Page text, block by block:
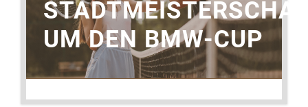
UM DEN BMW-CUP